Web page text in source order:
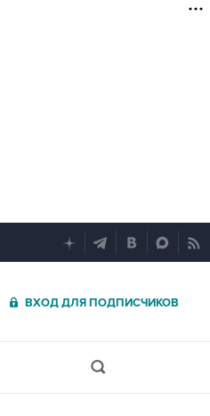
ВХОД ДЛЯ ПОДПИСЧИКОВ